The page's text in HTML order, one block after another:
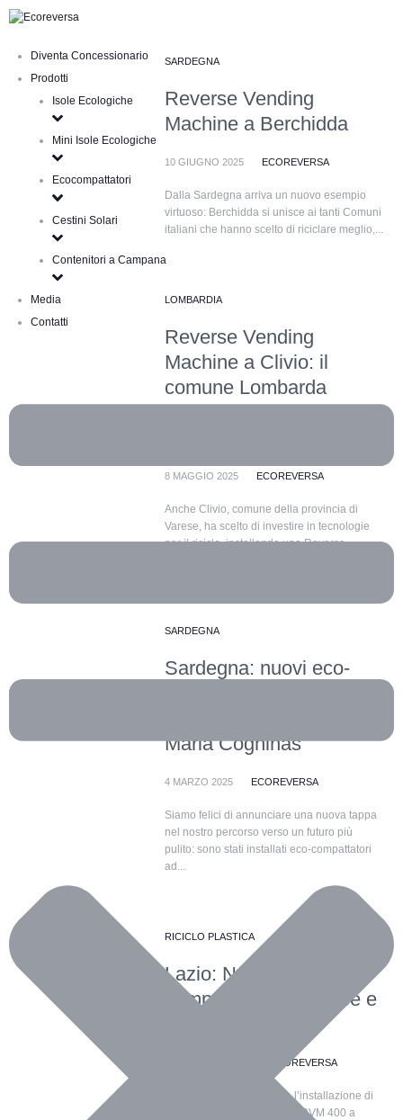
Diventa Concessionario
Prodotti
Isole Ecologiche
Mini Isole Ecologiche
Ecocompattatori
Cestini Solari
Contenitori a Campana
Media
Contatti
SARDEGNA
Reverse Vending
Machine a Berchidda
10 GIUGNO 2025 ECOREVERSA
Dalla Sardegna arriva un nuovo esempio
virtuoso: Berchidda si unisce ai tanti Comuni
italiani che hanno scelto di riciclare meglio,...
LOMBARDIA
Reverse Vending
Machine a Clivio: il
comune Lombarda
sostiene l’economia
8 MAGGIO 2025 ECOREVERSA
Anche Clivio, comune della provincia di
Varese, ha scelto di investire in tecnologie
per il riciclo, installando una Reverse
SARDEGNA
Sardegna: nuovi eco-
Maria Coghinas
4 MARZO 2025 ECOREVERSA
Siamo felici di annunciare una nuova tappa
nel nostro percorso verso un futuro più
pulito: sono stati installati eco-compattatori
ad...
RICICLO PLASTICA
Lazio: Nuovi eco-
compattatori a Casape e
ECOREVERSA
Siamo felici di annunciare l’installazione di
due nuovi eco-compattatori RVM 400 a